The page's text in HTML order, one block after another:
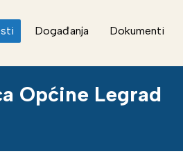
Događanja Dokumenti
Općine Legrad